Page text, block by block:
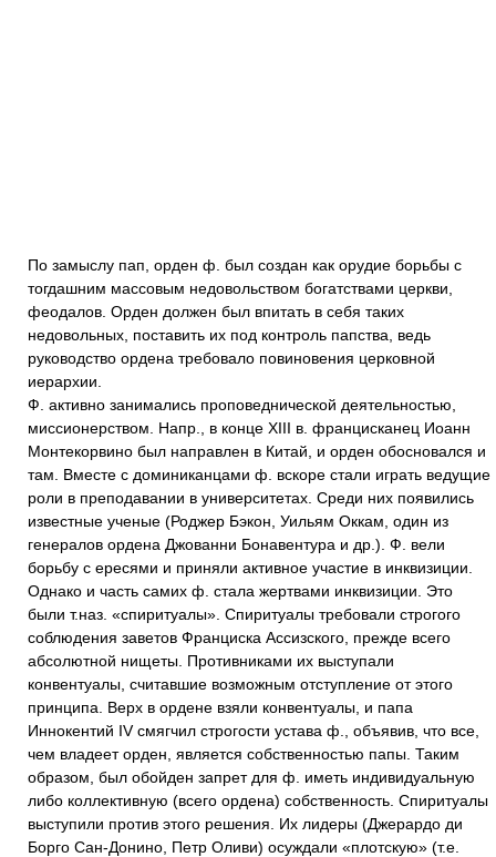
По замыслу пап, орден ф. был создан как орудие борьбы с
тогдашним массовым недовольством богатствами церкви,
феодалов. Орден должен был впитать в себя таких
недовольных, поставить их под контроль папства, ведь
руководство ордена требовало повиновения церковной
иерархии.
Ф. активно занимались проповеднической деятельностью,
миссионерством. Напр., в конце XIII в. францисканец Иоанн
Монтекорвино был направлен в Китай, и орден обосновался и
там. Вместе с доминиканцами ф. вскоре стали играть ведущие
роли в преподавании в университетах. Среди них появились
известные ученые (Роджер Бэкон, Уильям Оккам, один из
генералов ордена Джованни Бонавентура и др.). Ф. вели
борьбу с ересями и приняли активное участие в инквизиции.
Однако и часть самих ф. стала жертвами инквизиции. Это
были т.наз. «спиритуалы». Спиритуалы требовали строгого
соблюдения заветов Франциска Ассизского, прежде всего
абсолютной нищеты. Противниками их выступали
конвентуалы, считавшие возможным отступление от этого
принципа. Верх в ордене взяли конвентуалы, и папа
Иннокентий IV смягчил строгости устава ф., объявив, что все,
чем владеет орден, является собственностью папы. Таким
образом, был обойден запрет для ф. иметь индивидуальную
либо коллективную (всего ордена) собственность. Спиритуалы
выступили против этого решения. Их лидеры (Джерардо ди
Борго Сан-Донино, Петр Оливи) осуждали «плотскую» (т.е.